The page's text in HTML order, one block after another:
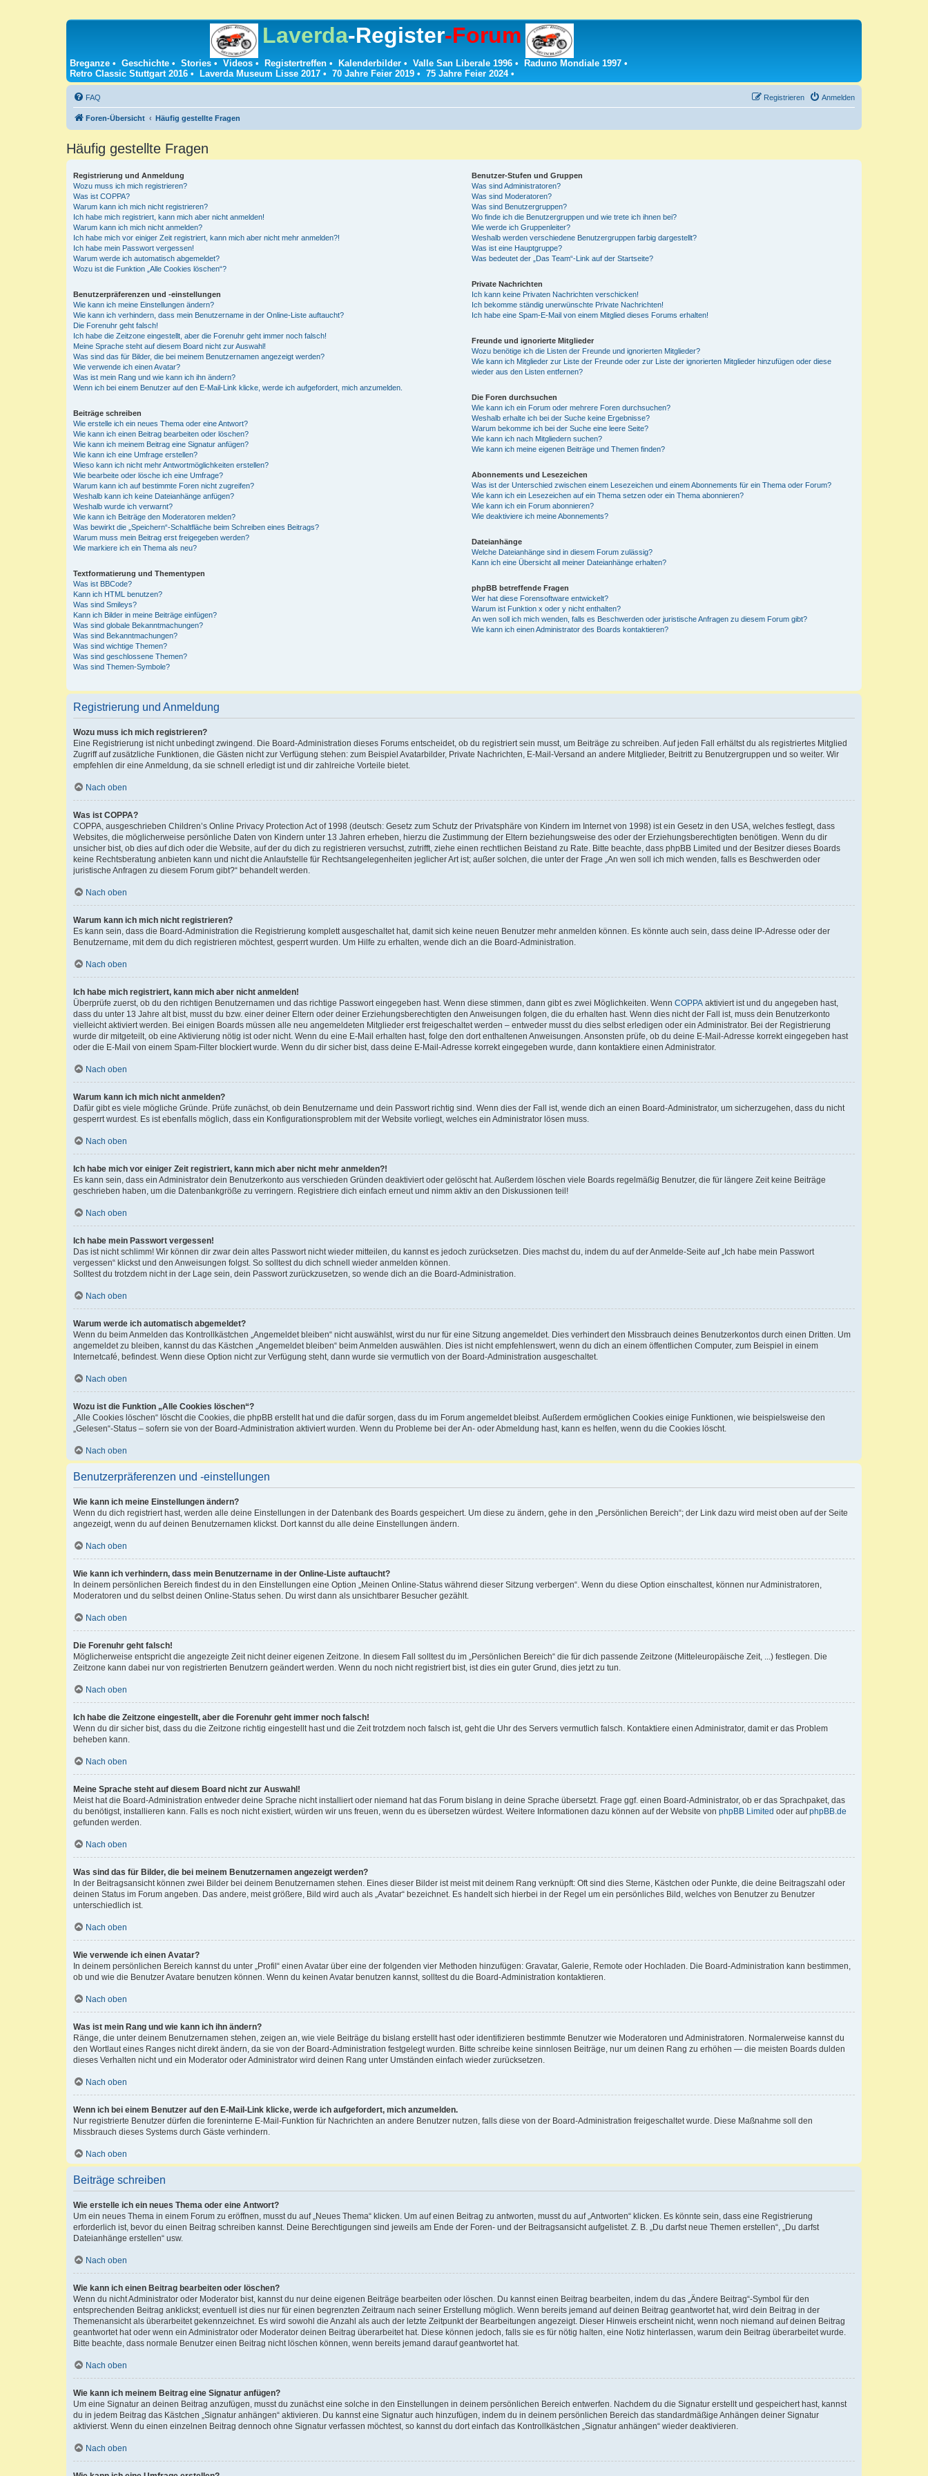
Laverda-Register-Forum
Breganze • Geschichte • Stories • Videos • Registertreffen • Kalenderbilder • Valle San Liberale 1996 • Raduno Mondiale 1997 •
Retro Classic Stuttgart 2016 • Laverda Museum Lisse 2017 • 70 Jahre Feier 2019 • 75 Jahre Feier 2024•
FAQ Anmelden
Registrieren
Foren-Übersicht Häufig gestellte Fragen
Häufig gestellte Fragen
Registrierung und Anmeldung
Wozu muss ich mich registrieren?
Was ist COPPA?
Warum kann ich mich nicht registrieren?
Ich habe mich registriert, kann mich aber nicht anmelden!
Warum kann ich mich nicht anmelden?
Ich habe mich vor einiger Zeit registriert, kann mich aber nicht mehr anmelden?!
Ich habe mein Passwort vergessen!
Warum werde ich automatisch abgemeldet?
Wozu ist die Funktion „Alle Cookies löschen“?
Benutzerpräferenzen und -einstellungen
Wie kann ich meine Einstellungen ändern?
Wie kann ich verhindern, dass mein Benutzername in der Online-Liste auftaucht?
Die Forenuhr geht falsch!
Ich habe die Zeitzone eingestellt, aber die Forenuhr geht immer noch falsch!
Meine Sprache steht auf diesem Board nicht zur Auswahl!
Was sind das für Bilder, die bei meinem Benutzernamen angezeigt werden?
Wie verwende ich einen Avatar?
Was ist mein Rang und wie kann ich ihn ändern?
Wenn ich bei einem Benutzer auf den E-Mail-Link klicke, werde ich aufgefordert, mich anzumelden.
Beiträge schreiben
Wie erstelle ich ein neues Thema oder eine Antwort?
Wie kann ich einen Beitrag bearbeiten oder löschen?
Wie kann ich meinem Beitrag eine Signatur anfügen?
Wie kann ich eine Umfrage erstellen?
Wieso kann ich nicht mehr Antwortmöglichkeiten erstellen?
Wie bearbeite oder lösche ich eine Umfrage?
Warum kann ich auf bestimmte Foren nicht zugreifen?
Weshalb kann ich keine Dateianhänge anfügen?
Weshalb wurde ich verwarnt?
Wie kann ich Beiträge den Moderatoren melden?
Was bewirkt die „Speichern“-Schaltfläche beim Schreiben eines Beitrags?
Warum muss mein Beitrag erst freigegeben werden?
Wie markiere ich ein Thema als neu?
Textformatierung und Thementypen
Was ist BBCode?
Kann ich HTML benutzen?
Was sind Smileys?
Kann ich Bilder in meine Beiträge einfügen?
Was sind globale Bekanntmachungen?
Was sind Bekanntmachungen?
Was sind wichtige Themen?
Was sind geschlossene Themen?
Was sind Themen-Symbole?
Benutzer-Stufen und Gruppen
Was sind Administratoren?
Was sind Moderatoren?
Was sind Benutzergruppen?
Wo finde ich die Benutzergruppen und wie trete ich ihnen bei?
Wie werde ich Gruppenleiter?
Weshalb werden verschiedene Benutzergruppen farbig dargestellt?
Was ist eine Hauptgruppe?
Was bedeutet der „Das Team“-Link auf der Startseite?
Private Nachrichten
Ich kann keine Privaten Nachrichten verschicken!
Ich bekomme ständig unerwünschte Private Nachrichten!
Ich habe eine Spam-E-Mail von einem Mitglied dieses Forums erhalten!
Freunde und ignorierte Mitglieder
Wozu benötige ich die Listen der Freunde und ignorierten Mitglieder?
Wie kann ich Mitglieder zur Liste der Freunde oder zur Liste der ignorierten Mitglieder hinzufügen oder diese
wieder aus den Listen entfernen?
Die Foren durchsuchen
Wie kann ich ein Forum oder mehrere Foren durchsuchen?
Weshalb erhalte ich bei der Suche keine Ergebnisse?
Warum bekomme ich bei der Suche eine leere Seite?
Wie kann ich nach Mitgliedern suchen?
Wie kann ich meine eigenen Beiträge und Themen finden?
Abonnements und Lesezeichen
Was ist der Unterschied zwischen einem Lesezeichen und einem Abonnements für ein Thema oder Forum?
Wie kann ich ein Lesezeichen auf ein Thema setzen oder ein Thema abonnieren?
Wie kann ich ein Forum abonnieren?
Wie deaktiviere ich meine Abonnements?
Dateianhänge
Welche Dateianhänge sind in diesem Forum zulässig?
Kann ich eine Übersicht all meiner Dateianhänge erhalten?
phpBB betreffende Fragen
Wer hat diese Forensoftware entwickelt?
Warum ist Funktion x oder y nicht enthalten?
An wen soll ich mich wenden, falls es Beschwerden oder juristische Anfragen zu diesem Forum gibt?
Wie kann ich einen Administrator des Boards kontaktieren?
Registrierung und Anmeldung
Wozu muss ich mich registrieren?
Eine Registrierung ist nicht unbedingt zwingend. Die Board-Administration dieses Forums entscheidet, ob du registriert sein musst, um Beiträge zu schreiben. Auf jeden Fall erhältst du als registriertes Mitglied
Zugriff auf zusätzliche Funktionen, die Gästen nicht zur Verfügung stehen: zum Beispiel Avatarbilder, Private Nachrichten, E-Mail-Versand an andere Mitglieder, Beitritt zu Benutzergruppen und so weiter. Wir
empfehlen dir eine Anmeldung, da sie schnell erledigt ist und dir zahlreiche Vorteile bietet.
Nach oben
Was ist COPPA?
COPPA, ausgeschrieben Children’s Online Privacy Protection Act of 1998 (deutsch: Gesetz zum Schutz der Privatsphäre von Kindern im Internet von 1998) ist ein Gesetz in den USA, welches festlegt, dass
Websites, die möglicherweise persönliche Daten von Kindern unter 13 Jahren erheben, hierzu die Zustimmung der Eltern beziehungsweise des oder der Erziehungsberechtigten benötigen. Wenn du dir
unsicher bist, ob dies auf dich oder die Website, auf der du dich zu registrieren versuchst, zutrifft, ziehe einen rechtlichen Beistand zu Rate. Bitte beachte, dass phpBB Limited und der Besitzer dieses Boards
keine Rechtsberatung anbieten kann und nicht die Anlaufstelle für Rechtsangelegenheiten jeglicher Art ist; außer solchen, die unter der Frage „An wen soll ich mich wenden, falls es Beschwerden oder
juristische Anfragen zu diesem Forum gibt?“ behandelt werden.
Nach oben
Warum kann ich mich nicht registrieren?
Es kann sein, dass die Board-Administration die Registrierung komplett ausgeschaltet hat, damit sich keine neuen Benutzer mehr anmelden können. Es könnte auch sein, dass deine IP-Adresse oder der
Benutzername, mit dem du dich registrieren möchtest, gesperrt wurden. Um Hilfe zu erhalten, wende dich an die Board-Administration.
Nach oben
Ich habe mich registriert, kann mich aber nicht anmelden!
Überprüfe zuerst, ob du den richtigen Benutzernamen und das richtige Passwort eingegeben hast. Wenn diese stimmen, dann gibt es zwei Möglichkeiten. Wenn COPPA aktiviert ist und du angegeben hast,
dass du unter 13 Jahre alt bist, musst du bzw. einer deiner Eltern oder deiner Erziehungsberechtigten den Anweisungen folgen, die du erhalten hast. Wenn dies nicht der Fall ist, muss dein Benutzerkonto
vielleicht aktiviert werden. Bei einigen Boards müssen alle neu angemeldeten Mitglieder erst freigeschaltet werden – entweder musst du dies selbst erledigen oder ein Administrator. Bei der Registrierung
wurde dir mitgeteilt, ob eine Aktivierung nötig ist oder nicht. Wenn du eine E-Mail erhalten hast, folge den dort enthaltenen Anweisungen. Ansonsten prüfe, ob du deine E-Mail-Adresse korrekt eingegeben hast
oder die E-Mail von einem Spam-Filter blockiert wurde. Wenn du dir sicher bist, dass deine E-Mail-Adresse korrekt eingegeben wurde, dann kontaktiere einen Administrator.
Nach oben
Warum kann ich mich nicht anmelden?
Dafür gibt es viele mögliche Gründe. Prüfe zunächst, ob dein Benutzername und dein Passwort richtig sind. Wenn dies der Fall ist, wende dich an einen Board-Administrator, um sicherzugehen, dass du nicht
gesperrt wurdest. Es ist ebenfalls möglich, dass ein Konfigurationsproblem mit der Website vorliegt, welches ein Administrator lösen muss.
Nach oben
Ich habe mich vor einiger Zeit registriert, kann mich aber nicht mehr anmelden?!
Es kann sein, dass ein Administrator dein Benutzerkonto aus verschieden Gründen deaktiviert oder gelöscht hat. Außerdem löschen viele Boards regelmäßig Benutzer, die für längere Zeit keine Beiträge
geschrieben haben, um die Datenbankgröße zu verringern. Registriere dich einfach erneut und nimm aktiv an den Diskussionen teil!
Nach oben
Ich habe mein Passwort vergessen!
Das ist nicht schlimm! Wir können dir zwar dein altes Passwort nicht wieder mitteilen, du kannst es jedoch zurücksetzen. Dies machst du, indem du auf der Anmelde-Seite auf „Ich habe mein Passwort
vergessen“ klickst und den Anweisungen folgst. So solltest du dich schnell wieder anmelden können.
Solltest du trotzdem nicht in der Lage sein, dein Passwort zurückzusetzen, so wende dich an die Board-Administration.
Nach oben
Warum werde ich automatisch abgemeldet?
Wenn du beim Anmelden das Kontrollkästchen „Angemeldet bleiben“ nicht auswählst, wirst du nur für eine Sitzung angemeldet. Dies verhindert den Missbrauch deines Benutzerkontos durch einen Dritten. Um
angemeldet zu bleiben, kannst du das Kästchen „Angemeldet bleiben“ beim Anmelden auswählen. Dies ist nicht empfehlenswert, wenn du dich an einem öffentlichen Computer, zum Beispiel in einem
Internetcafé, befindest. Wenn diese Option nicht zur Verfügung steht, dann wurde sie vermutlich von der Board-Administration ausgeschaltet.
Nach oben
Wozu ist die Funktion „Alle Cookies löschen“?
„Alle Cookies löschen“ löscht die Cookies, die phpBB erstellt hat und die dafür sorgen, dass du im Forum angemeldet bleibst. Außerdem ermöglichen Cookies einige Funktionen, wie beispielsweise den
„Gelesen“-Status – sofern sie von der Board-Administration aktiviert wurden. Wenn du Probleme bei der An- oder Abmeldung hast, kann es helfen, wenn du die Cookies löscht.
Nach oben
Benutzerpräferenzen und -einstellungen
Wie kann ich meine Einstellungen ändern?
Wenn du dich registriert hast, werden alle deine Einstellungen in der Datenbank des Boards gespeichert. Um diese zu ändern, gehe in den „Persönlichen Bereich“; der Link dazu wird meist oben auf der Seite
angezeigt, wenn du auf deinen Benutzernamen klickst. Dort kannst du alle deine Einstellungen ändern.
Nach oben
Wie kann ich verhindern, dass mein Benutzername in der Online-Liste auftaucht?
In deinem persönlichen Bereich findest du in den Einstellungen eine Option „Meinen Online-Status während dieser Sitzung verbergen“. Wenn du diese Option einschaltest, können nur Administratoren,
Moderatoren und du selbst deinen Online-Status sehen. Du wirst dann als unsichtbarer Besucher gezählt.
Nach oben
Die Forenuhr geht falsch!
Möglicherweise entspricht die angezeigte Zeit nicht deiner eigenen Zeitzone. In diesem Fall solltest du im „Persönlichen Bereich“ die für dich passende Zeitzone (Mitteleuropäische Zeit, ...) festlegen. Die
Zeitzone kann dabei nur von registrierten Benutzern geändert werden. Wenn du noch nicht registriert bist, ist dies ein guter Grund, dies jetzt zu tun.
Nach oben
Ich habe die Zeitzone eingestellt, aber die Forenuhr geht immer noch falsch!
Wenn du dir sicher bist, dass du die Zeitzone richtig eingestellt hast und die Zeit trotzdem noch falsch ist, geht die Uhr des Servers vermutlich falsch. Kontaktiere einen Administrator, damit er das Problem
beheben kann.
Nach oben
Meine Sprache steht auf diesem Board nicht zur Auswahl!
Meist hat die Board-Administration entweder deine Sprache nicht installiert oder niemand hat das Forum bislang in deine Sprache übersetzt. Frage ggf. einen Board-Administrator, ob er das Sprachpaket, das
du benötigst, installieren kann. Falls es noch nicht existiert, würden wir uns freuen, wenn du es übersetzen würdest. Weitere Informationen dazu können auf der Website von phpBB Limited oder aufphpBB.de
gefunden werden.
Nach oben
Was sind das für Bilder, die bei meinem Benutzernamen angezeigt werden?
In der Beitragsansicht können zwei Bilder bei deinem Benutzernamen stehen. Eines dieser Bilder ist meist mit deinem Rang verknüpft: Oft sind dies Sterne, Kästchen oder Punkte, die deine Beitragszahl oder
deinen Status im Forum angeben. Das andere, meist größere, Bild wird auch als „Avatar“ bezeichnet. Es handelt sich hierbei in der Regel um ein persönliches Bild, welches von Benutzer zu Benutzer
unterschiedlich ist.
Nach oben
Wie verwende ich einen Avatar?
In deinem persönlichen Bereich kannst du unter „Profil“ einen Avatar über eine der folgenden vier Methoden hinzufügen: Gravatar, Galerie, Remote oder Hochladen. Die Board-Administration kann bestimmen,
ob und wie die Benutzer Avatare benutzen können. Wenn du keinen Avatar benutzen kannst, solltest du die Board-Administration kontaktieren.
Nach oben
Was ist mein Rang und wie kann ich ihn ändern?
Ränge, die unter deinem Benutzernamen stehen, zeigen an, wie viele Beiträge du bislang erstellt hast oder identifizieren bestimmte Benutzer wie Moderatoren und Administratoren. Normalerweise kannst du
den Wortlaut eines Ranges nicht direkt ändern, da sie von der Board-Administration festgelegt wurden. Bitte schreibe keine sinnlosen Beiträge, nur um deinen Rang zu erhöhen — die meisten Boards dulden
dieses Verhalten nicht und ein Moderator oder Administrator wird deinen Rang unter Umständen einfach wieder zurücksetzen.
Nach oben
Wenn ich bei einem Benutzer auf den E-Mail-Link klicke, werde ich aufgefordert, mich anzumelden.
Nur registrierte Benutzer dürfen die foreninterne E-Mail-Funktion für Nachrichten an andere Benutzer nutzen, falls diese von der Board-Administration freigeschaltet wurde. Diese Maßnahme soll den
Missbrauch dieses Systems durch Gäste verhindern.
Nach oben
Beiträge schreiben
Wie erstelle ich ein neues Thema oder eine Antwort?
Um ein neues Thema in einem Forum zu eröffnen, musst du auf „Neues Thema“ klicken. Um auf einen Beitrag zu antworten, musst du auf „Antworten“ klicken. Es könnte sein, dass eine Registrierung
erforderlich ist, bevor du einen Beitrag schreiben kannst. Deine Berechtigungen sind jeweils am Ende der Foren- und der Beitragsansicht aufgelistet. Z. B. „Du darfst neue Themen erstellen“, „Du darfst
Dateianhänge erstellen“ usw.
Nach oben
Wie kann ich einen Beitrag bearbeiten oder löschen?
Wenn du nicht Administrator oder Moderator bist, kannst du nur deine eigenen Beiträge bearbeiten oder löschen. Du kannst einen Beitrag bearbeiten, indem du das „Ändere Beitrag“-Symbol für den
entsprechenden Beitrag anklickst; eventuell ist dies nur für einen begrenzten Zeitraum nach seiner Erstellung möglich. Wenn bereits jemand auf deinen Beitrag geantwortet hat, wird dein Beitrag in der
Themenansicht als überarbeitet gekennzeichnet. Es wird sowohl die Anzahl als auch der letzte Zeitpunkt der Bearbeitungen angezeigt. Dieser Hinweis erscheint nicht, wenn noch niemand auf deinen Beitrag
geantwortet hat oder wenn ein Administrator oder Moderator deinen Beitrag überarbeitet hat. Diese können jedoch, falls sie es für nötig halten, eine Notiz hinterlassen, warum dein Beitrag überarbeitet wurde.
Bitte beachte, dass normale Benutzer einen Beitrag nicht löschen können, wenn bereits jemand darauf geantwortet hat.
Nach oben
Wie kann ich meinem Beitrag eine Signatur anfügen?
Um eine Signatur an deinen Beitrag anzufügen, musst du zunächst eine solche in den Einstellungen in deinem persönlichen Bereich entwerfen. Nachdem du die Signatur erstellt und gespeichert hast, kannst
du in jedem Beitrag das Kästchen „Signatur anhängen“ aktivieren. Du kannst eine Signatur auch hinzufügen, indem du in deinem persönlichen Bereich das standardmäßige Anhängen deiner Signatur
aktivierst. Wenn du einen einzelnen Beitrag dennoch ohne Signatur verfassen möchtest, so kannst du dort einfach das Kontrollkästchen „Signatur anhängen“ wieder deaktivieren.
Nach oben